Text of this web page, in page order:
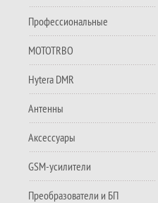
Профессиональные
MOTOTRBO
Hytera DMR
Антенны
Аксессуары
GSM-усилители
Преобразователи и БП